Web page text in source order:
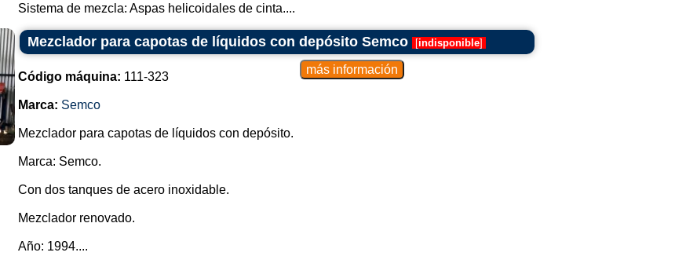
Sistema de mezcla: Aspas helicoidales de cinta....
Mezclador para capotas de líquidos con depósito Semco [indisponible]
Código máquina: 111-323
Marca: Semco
Mezclador para capotas de líquidos con depósito.
Marca: Semco.
Con dos tanques de acero inoxidable.
Mezclador renovado.
Año: 1994....